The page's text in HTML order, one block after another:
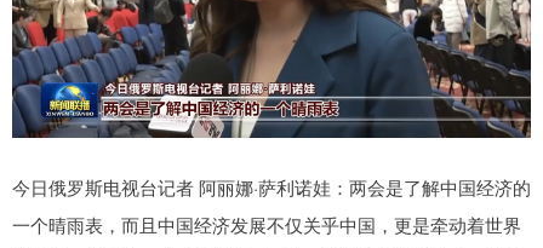
今日俄罗斯电视台记者 阿丽娜·萨利诺娃：两会是了解中国经济的
一个晴雨表，而且中国经济发展不仅关乎中国，更是牵动着世界